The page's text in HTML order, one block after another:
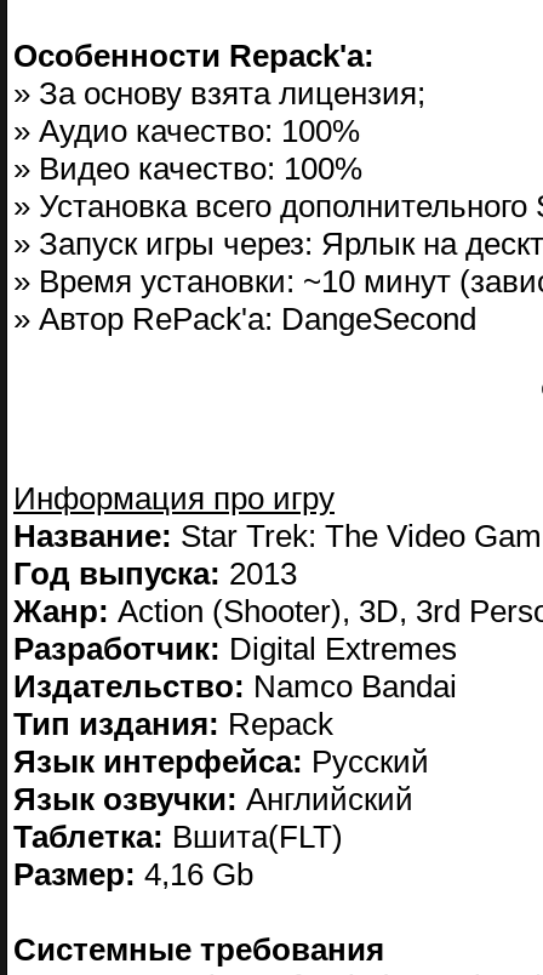
Особенности Repack'a:
» За основу взята лицензия;
» Аудио качество: 100%
» Видео качество: 100%
» Установка всего дополнительного
» Запуск игры через: Ярлык на
» Время установки: ~10 минут
» Автор RePack'a: DangeSecond
Информация про игру
Название: Star Trek: The Video
Год выпуска: 2013
Жанр: Action (Shooter), 3D, 3rd
Разработчик: Digital Extremes
Издательство: Namco Bandai
Тип издания: Repack
Язык интерфейса: Русский
Язык озвучки: Английский
Таблетка: Вшита(FLT)
Размер: 4,16 Gb
Системные требования